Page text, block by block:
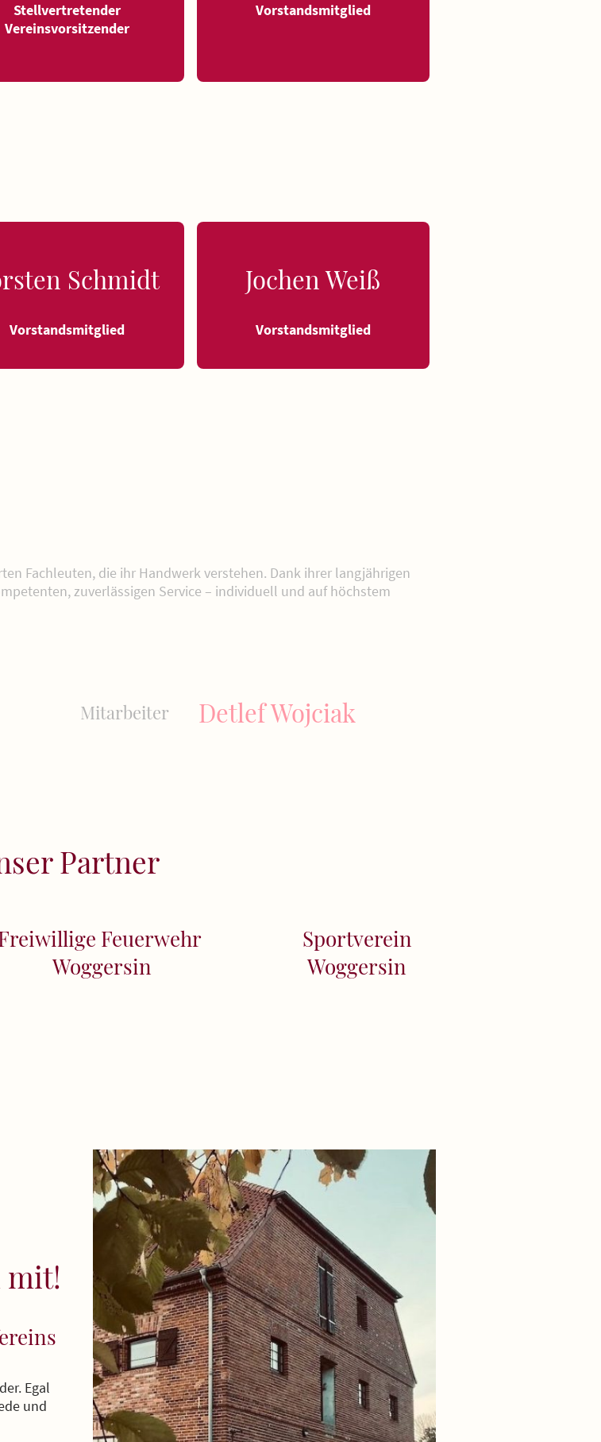
Stellvertretender
Vereinsvorsitzender
Vorstandsmitglied
Schmidt
Vorstandsmitglied
Jochen Weiß
Vorstandsmitglied
Fachleuten, die ihr Handwerk verstehen. Dank ihrer langjährigen
zuverlässigen Service – individuell und auf höchstem
Mitarbeiter Detlef Wojciak
Partner
Feuerwehr
Woggersin
Sportverein
Woggersin
mit!
Egal
und